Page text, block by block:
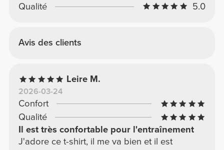
Qualité
5.0
Avis des clients
Leire M.
2026-03-24
Confort
Qualité
Il est très confortable pour l'entraînement
J'adore ce t-shirt, il me va bien et il est